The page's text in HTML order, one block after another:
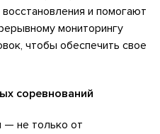
и помогают
мониторингу
чтобы обеспечить свое
соревнований
— не только от